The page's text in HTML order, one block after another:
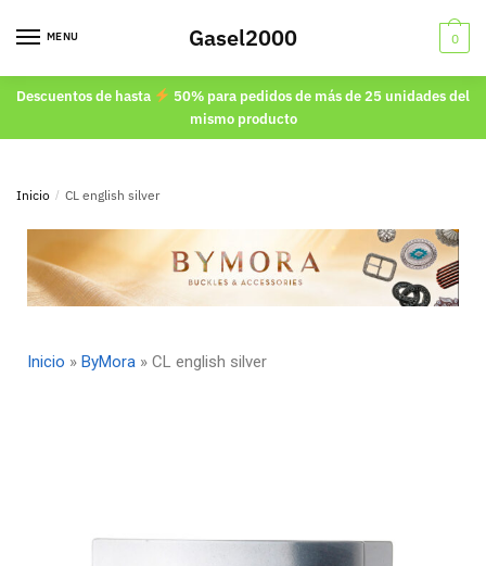
MENU Gasel2000 0
Descuentos de hasta
50% para pedidos de más de 25 unidades del
mismo producto
Inicio / CL english silver
Inicio » ByMora » CL english silver